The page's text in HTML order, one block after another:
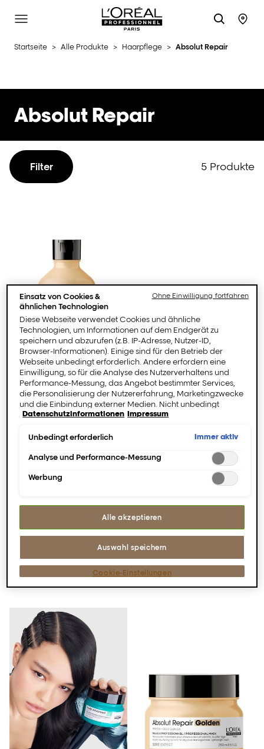
L'Oréal Professionnel Paris
Site Menu
Startseite > Alle Produkte > Haarpflege > Absolut Repair
Absolut Repair
Filter 5 Produkte
[Absolut Repair]
Instant Resurfacing
Shampoo.
Reinigt sofort und
restrukturiert
geschädigtes Haar.
0/5 (0 Bewertungen)
Mehr entdecken
[Absolut Repair]
Instant Resurfacing
Reinigt sofort und
restrukturiert
geschädigtes Haar.
0/5 (0 Bewertungen)
Mehr entdecken
Einsatz von Cookies &
ähnlichen Technologien
Diese Webseite verwendet Cookies und ähnliche
Technologien, um Informationen auf dem Endgerät zu
speichern und abzurufen (z.B. IP-Adresse, Nutzer-ID,
Browser-Informationen). Einige sind für den Betrieb der
Webseite unbedingt erforderlich. Andere erfordern eine
Einwilligung, so für die Analyse des Nutzerverhaltens und
Performance-Messung, das Angebot bestimmter Services,
die Personalisierung der Nutzererfahrung, Marketingzwecke
und die Einbindung externer Medien. Nicht unbedingt
erforderliche Cookies können direkt akzeptiert ("Alle
fortfahren") werden. Individuelle Anpassungen der
("Auswahl speichern"). Die Auswahl kann jederzeit unter dem
Link "Cookie-Einstellungen" angepasst werden. Für weitere
Informationen s. unsere Datenschutzinformationen.
Datenschutzinformationen Impressum
Unbedingt erforderlich Immer aktiv
Analyse und Performance-Messung
Werbung
Alle akzeptieren
Auswahl speichern
Cookie-Einstellungen
Ohne Einwilligung fortfahren